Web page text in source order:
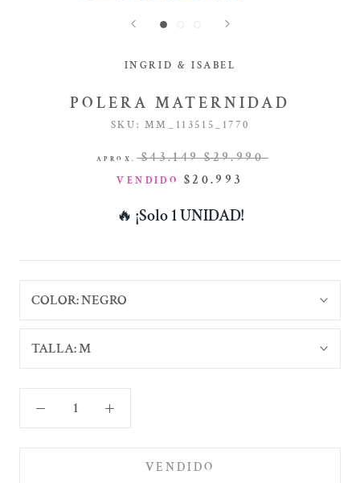
INGRID & ISABEL
POLERA MATERNIDAD
SKU: MM_113515_1770
APROX. $43.149 $29.990
VENDIDO $20.993
🔥 ¡Solo 1 UNIDAD!
COLOR:NEGRO
TALLA:M
VENDIDO